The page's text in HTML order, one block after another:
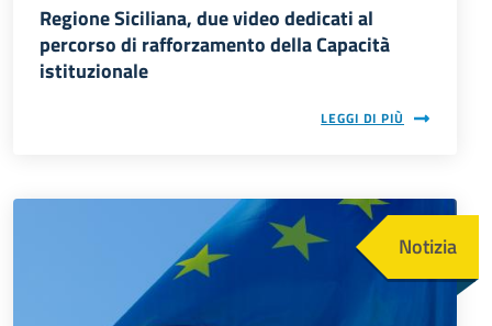
Regione Siciliana, due video dedicati al
percorso di rafforzamento della Capacità
istituzionale
LEGGI DI PIÙ
Notizia